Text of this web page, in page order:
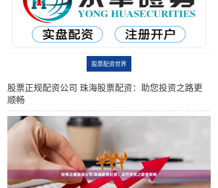
股票配资世界
股票正规配资公司 珠海股票配资：助您投资之路更
顺畅